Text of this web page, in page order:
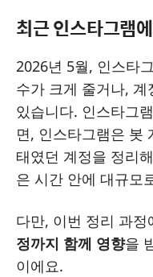
최근 인스타그램
2026년 5월, 인스타
수가 크게 줄거나, 계
있습니다. 인스타그
면, 인스타그램은 봇
태였던 계정을 정리
은 시간 안에 대규모
다만, 이번 정리 과정
정까지 함께 영향을
이에요.